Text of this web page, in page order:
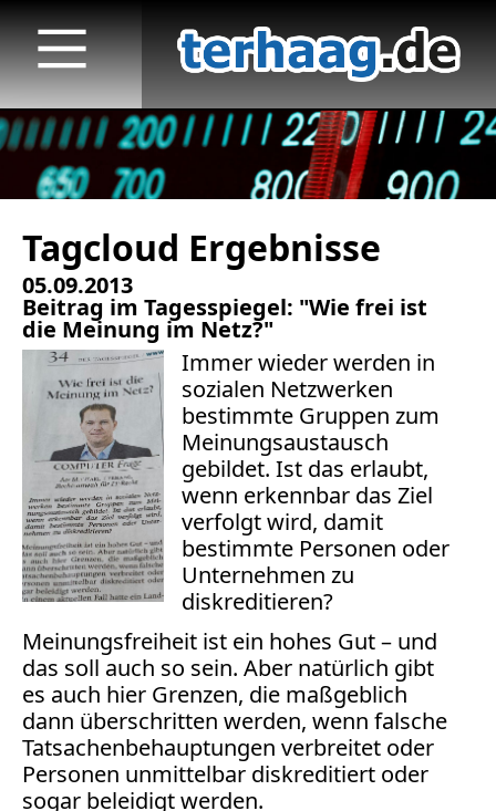
Tagcloud Ergebnisse
05.09.2013
Beitrag im Tagesspiegel: "Wie frei ist
die Meinung im Netz?"
Immer wieder werden in
sozialen Netzwerken
bestimmte Gruppen zum
Meinungsaustausch
gebildet. Ist das erlaubt,
wenn erkennbar das Ziel
verfolgt wird, damit
bestimmte Personen oder
Unternehmen zu
diskreditieren?
Meinungsfreiheit ist ein hohes Gut – und
das soll auch so sein. Aber natürlich gibt
es auch hier Grenzen, die maßgeblich
dann überschritten werden, wenn falsche
Tatsachenbehauptungen verbreitet oder
Personen unmittelbar diskreditiert oder
sogar beleidigt werden.
Startseite
Veröffentlichungen
TV
Radio
print & online
Bücher
Vita
Kontakt
Datenschutz
AGB
Abmahnung